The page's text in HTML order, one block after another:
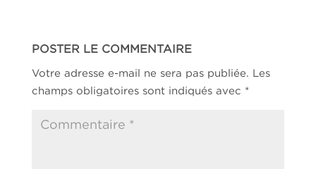
POSTER LE COMMENTAIRE
Votre adresse e-mail ne sera pas publiée.
Les
champs obligatoires sont indiqués avec *